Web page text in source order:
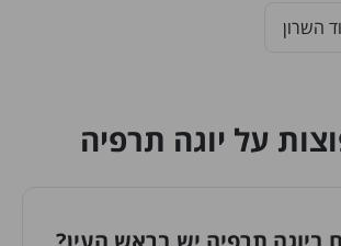
השרון
על יוגה תרפיה